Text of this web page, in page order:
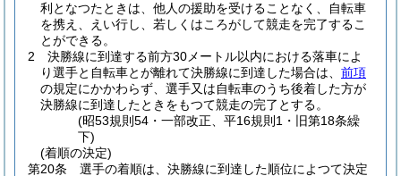
利となつたときは、他人の援助を受けることなく、自転車
を携え、えい行し、若しくはころがして競走を完了するこ
とができる。
2
決勝線に到達する前方30メートル以内における落車によ
り選手と自転車とが離れて決勝線に到達した場合は、 前項
の規定にかかわらず、選手又は自転車のうち後着した方が
決勝線に到達したときをもつて競走の完了とする。
(昭53規則54・一部改正、平16規則1・旧第18条繰
下)
(着順の決定)
第20条
選手の着順は、決勝線に到達した順位によつて決定